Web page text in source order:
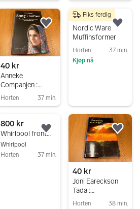
40 kr
Anneke
Companjen :
SANG I NATTEN
Horten 37 min.
Legg til som favoritt.
250 kr
Nordic Ware
Muffinsformer
Horten
37 min.
Kjøp nå
Fiks ferdig
800 kr
Whirlpool frontmatet vaskemaskin hvit
Whirlpool
Horten
37 min.
Legg til som favoritt.
40 kr
Joni Eareckson
Tada :
HIMMELSKE
Horten 38 min.